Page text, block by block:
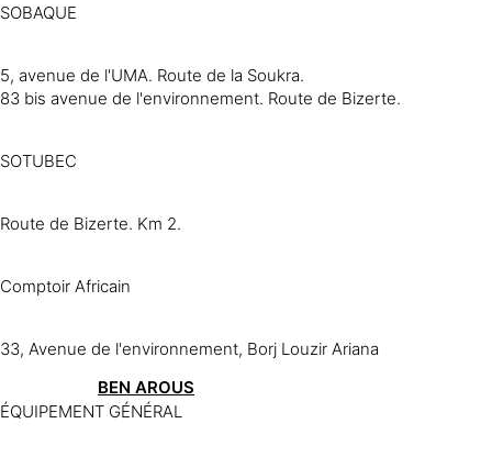
SOBAQUE
5, avenue de l'UMA. Route de la Soukra.
83 bis avenue de l'environnement. Route de Bizerte.
SOTUBEC
Route de Bizerte. Km 2.
Comptoir Africain
33, Avenue de l'environnement, Borj Louzir Ariana
BEN AROUS
ÉQUIPEMENT GÉNÉRAL